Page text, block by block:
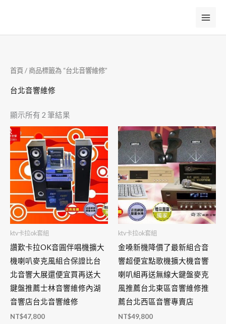
主
首頁/ 商品標籤為 “台北音響維修”
台北音響維修
顯示所有 2 筆結果
ktv卡拉ok套組
讚歎卡拉OK音圓伴唱機擴大
機喇叭麥克風組合保證比台
北音響大展還便宜買再送大
鍵盤推薦士林音響維修內湖
音響店台北音響維修
NT$47,800
ktv卡拉ok套組
金嗓新機降價了最新組合音
響超便宜點歌機擴大機音響
喇叭組再送無線大鍵盤麥克
風推薦台北東區音響維修推
薦台北西區音響專賣店
NT$49,800